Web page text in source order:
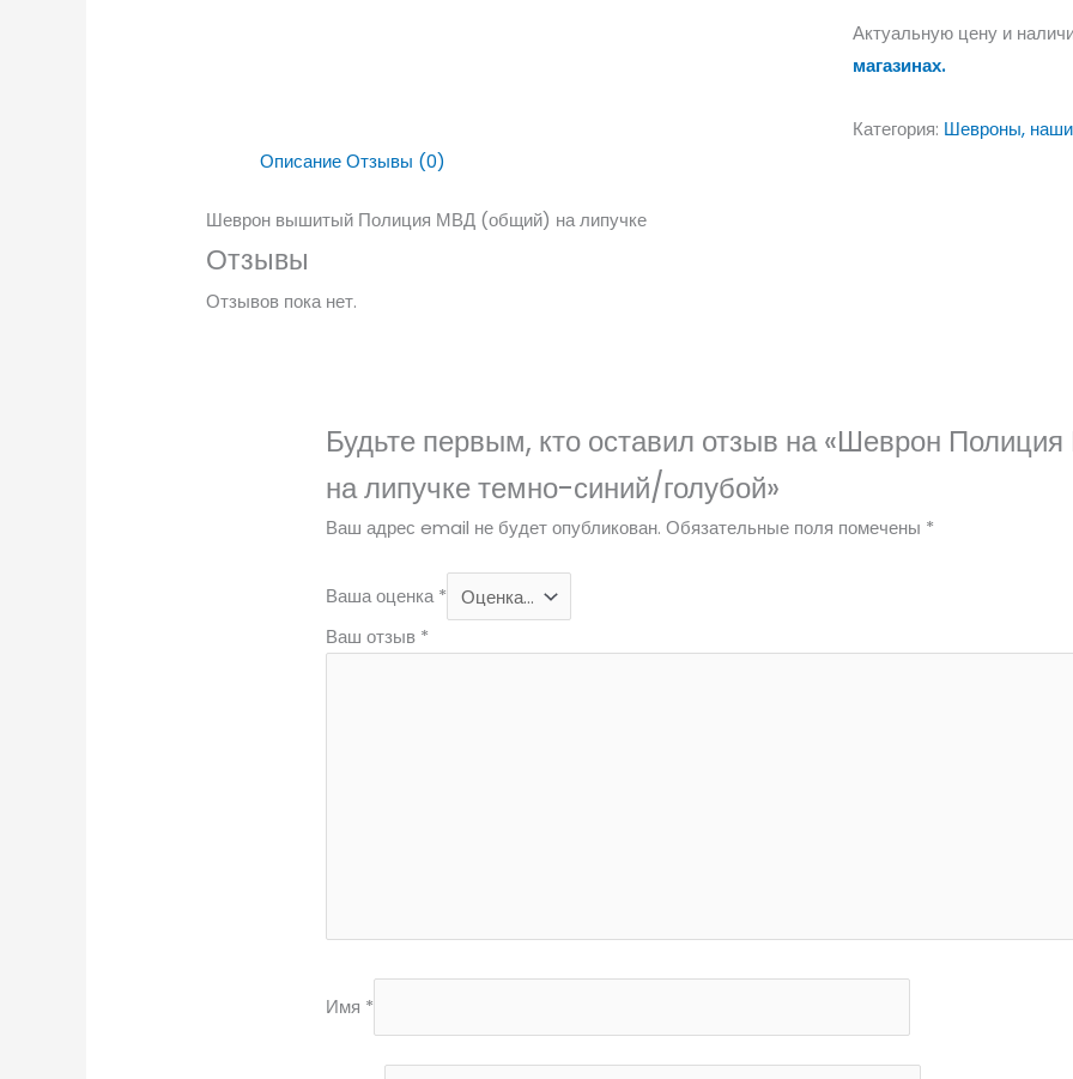
Актуальную цену и
магазинах.
Категория: Шевроны,
ОписаниеОтзывы (0)
Шеврон вышитый Полиция МВД (общий) на липучке
Отзывы
Отзывов пока нет.
Будьте первым, кто оставил отзыв на «Шеврон
на липучке темно-синий/голубой»
Ваш адрес email не будет опубликован. Обязательные поля помечены *
Ваша оценка*
Ваш отзыв *
Имя *